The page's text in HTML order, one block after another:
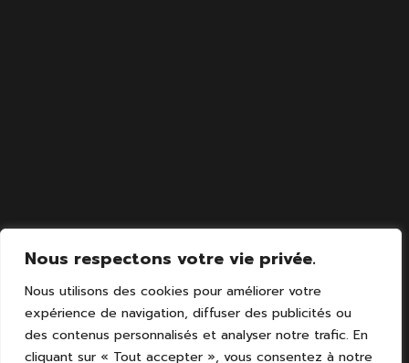
Nous respectons votre vie privée.
Nous utilisons des cookies pour améliorer votre
expérience de navigation, diffuser des publicités ou
des contenus personnalisés et analyser notre trafic. En
cliquant sur « Tout accepter », vous consentez à notre